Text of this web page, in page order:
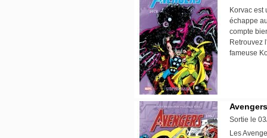
Korvac est
échappe
compte
Retrouvez
fameuse
Sortie le
Les